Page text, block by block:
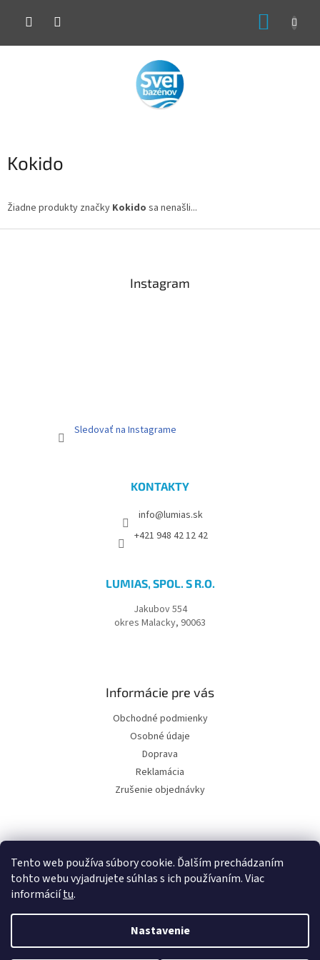
Tento web používa súbory cookie. Ďalším prechádzaním
tohto webu vyjadrujete súhlas s ich používaním. Viac
informáciítu.
Nastavenie
Kokido
Žiadne produkty značky Kokido sa nenašli...
Instagram
Sledovať na Instagrame
KONTAKTY
info@lumias.sk
+421 948 42 12 42
LUMIAS, SPOL. S R.O.
Jakubov 554
okres Malacky, 90063
Informácie pre vás
Obchodné podmienky
Osobné údaje
Doprava
Reklamácia
Zrušenie objednávky
Facebook